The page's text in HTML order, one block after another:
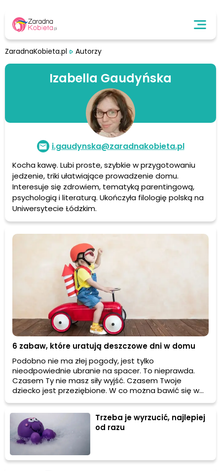
ZaradnaKobieta.pl Autorzy
Izabella Gaudyńska
i.gaudynska@zaradnakobieta.pl
Kocha kawę. Lubi proste, szybkie w przygotowaniu
jedzenie, triki ułatwiające prowadzenie domu.
Interesuje się zdrowiem, tematyką parentingową,
psychologią i literaturą. Ukończyła filologię polską na
Uniwersytecie Łódzkim.
6 zabaw, które uratują deszczowe dni w domu
Podobno nie ma złej pogody, jest tylko
nieodpowiednie ubranie na spacer. To nieprawda.
Czasem Ty nie masz siły wyjść. Czasem Twoje
dziecko jest przeziębione. W co można bawić się w
domu? Sprawdź, jakie są najlepsze zabawy dla
pięciolatków i sześciolatków w domu.
Trzeba je wyrzucić, najlepiej
od razu